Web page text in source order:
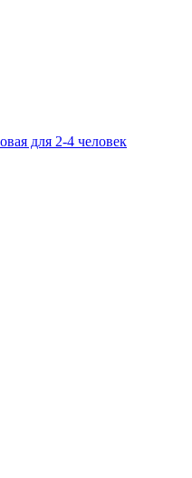
для 2-4 человек